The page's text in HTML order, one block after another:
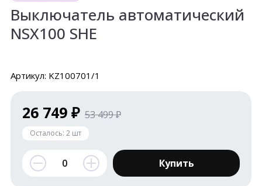
Выключатель автоматический
NSX100 SHE
Артикул: KZ100701/1
26 749 ₽ 53 499 ₽
Осталось: 2 шт
Купить